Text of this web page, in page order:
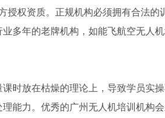
权资质。正规机构必须拥有合法的
多年的老牌机构，如能飞航空无人
时放在枯燥的理论上，导致学员实
能力。优秀的广州无人机培训机构